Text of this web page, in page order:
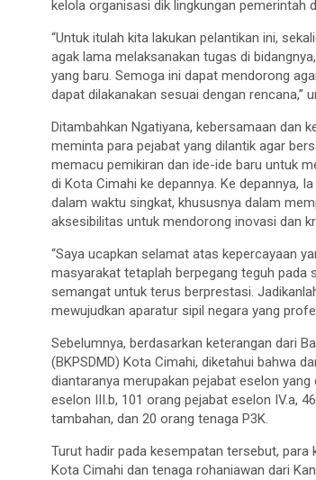
kelola organisasi dik lingkungan pemerintah
“Untuk itulah kita lakukan pelantikan ini,
agak lama melaksanakan tugas di
yang baru. Semoga ini dapat mendorong
dapat dilakanakan sesuai dengan rencana,”
Ditambahkan Ngatiyana, kebersamaan dan
meminta para pejabat yang dilantik agar
memacu pemikiran dan ide-ide baru untuk
di Kota Cimahi ke depannya. Ke depannya,
dalam waktu singkat, khususnya dalam
aksesibilitas untuk mendorong inovasi dan
“Saya ucapkan selamat atas kepercayaan
masyarakat tetaplah berpegang teguh pada
semangat untuk terus berprestasi.
mewujudkan aparatur sipil negara yang
Sebelumnya, berdasarkan keterangan dari
(BKPSDMD) Kota Cimahi, diketahui bahwa
diantaranya merupakan pejabat eselon
eselon III.b, 101 orang pejabat eselon IV.a,
tambahan, dan 20 orang tenaga P3K.
Turut hadir pada kesempatan tersebut, para
Kota Cimahi dan tenaga rohaniawan dari